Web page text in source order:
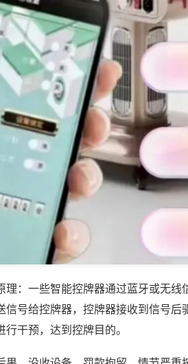
理：一些智能控牌器通过蓝牙或无
信号给控牌器，控牌器接收到信号
干预，达到控牌目的。